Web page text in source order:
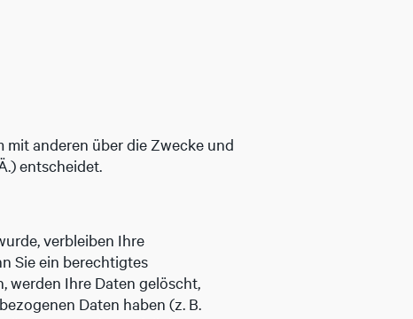
anderen über die Zwecke und
entscheidet.
verbleiben Ihre
Sie ein berechtigtes
werden Ihre Daten gelöscht,
Daten haben (z. B.